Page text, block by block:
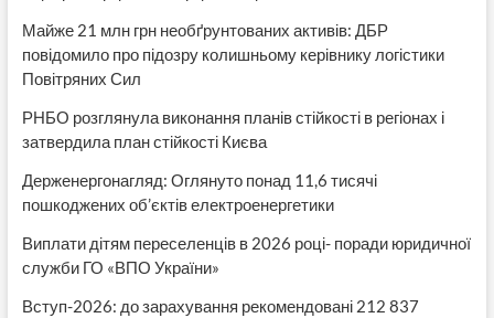
Майже 21 млн грн необґрунтованих активів: ДБР
повідомило про підозру колишньому керівнику логістики
Повітряних Сил
РНБО розглянула виконання планів стійкості в регіонах і
затвердила план стійкості Києва
Держенергонагляд: Оглянуто понад 11,6 тисячі
пошкоджених об’єктів електроенергетики
Виплати дітям переселенців в 2026 році- поради юридичної
служби ГО «ВПО України»
Вступ-2026: до зарахування рекомендовані 212 837